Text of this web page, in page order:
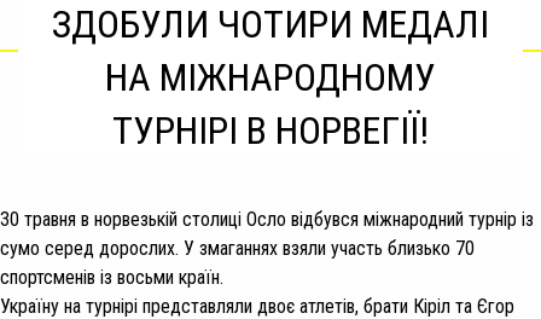
ЗДОБУЛИ ЧОТИРИ МЕДАЛІ
НА МІЖНАРОДНОМУ
ТУРНІРІ В НОРВЕГІЇ!
30 травня в норвезькій столиці Осло відбувся міжнародний турнір із
сумо серед дорослих. У змаганнях взяли участь близько 70
спортсменів із восьми країн.
Україну на турнірі представляли двоє атлетів, брати Кіріл та Єгор